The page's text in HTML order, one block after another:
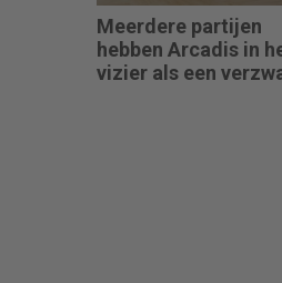
Meerdere partijen
hebben Arcadis in
vizier als een